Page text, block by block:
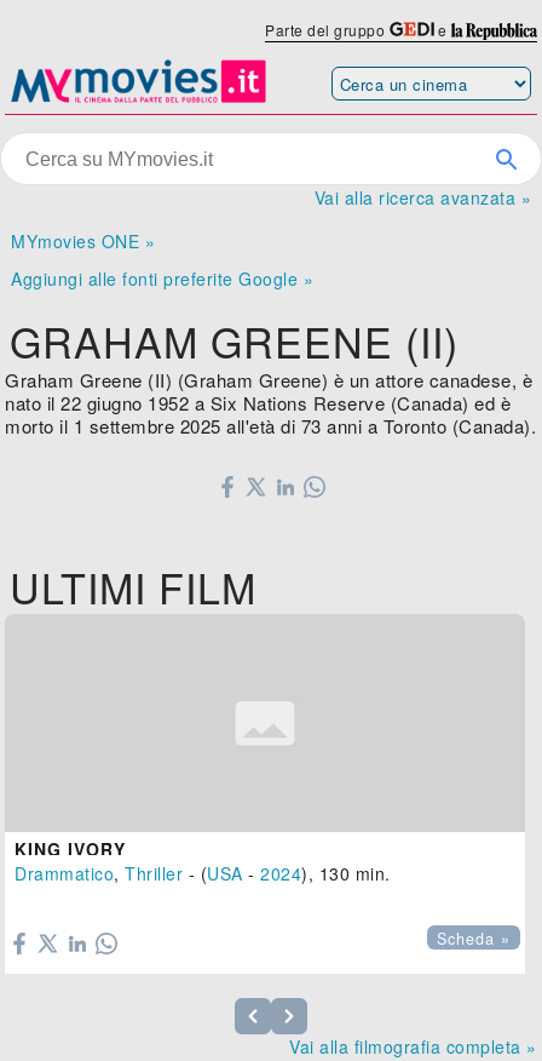
Parte del gruppo e
Vai alla ricerca avanzata »
MYmovies ONE »
Aggiungi alle fonti preferite Google »
GRAHAM GREENE (II)
Graham Greene (II) (Graham Greene) è un attore canadese, è
nato il 22 giugno 1952 a Six Nations Reserve (Canada) ed è
morto il 1 settembre 2025 all'età di 73 anni a Toronto (Canada).
ULTIMI FILM
KING IVORY
Drammatico,Thriller - (USA -2024), 130 min.
Scheda »
Vai alla filmografia completa »